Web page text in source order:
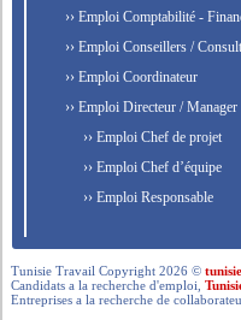
›› Emploi Comptabilité -
›› Emploi Conseillers /
›› Emploi Coordinateur
›› Emploi Directeur / Manager
›› Emploi Chef de projet
›› Emploi Chef d’équipe
›› Emploi Responsable
Tunisie Travail Copyright 2026 ©
Candidats a la recherche d'emploi,
Entreprises a la recherche de